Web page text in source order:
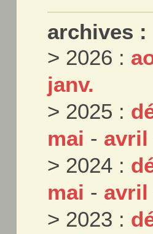
archives :
> 2026 :
janv.
> 2025 :
mai - avril
> 2024 :
mai - avril
> 2023 :